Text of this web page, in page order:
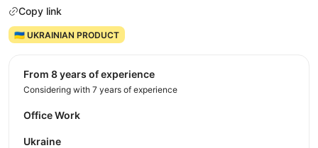
Copy link
🇺🇦 UKRAINIAN PRODUCT
from 8 years of experience
Considering with 7 years of experience
Office Work
Ukraine